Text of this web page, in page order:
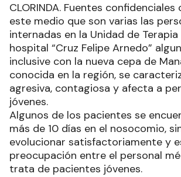
CLORINDA. Fuentes
este medio que son varias las
internadas en la Unidad de
hospital “Cruz Felipe Arnedo”
inclusive con la nueva cepa de
conocida en la región, se
agresiva, contagiosa y afecta a
jóvenes.
Algunos de los pacientes se
más de 10 días en el nosocomio,
evolucionar satisfactoriamente y
preocupación entre el personal
trata de pacientes jóvenes.